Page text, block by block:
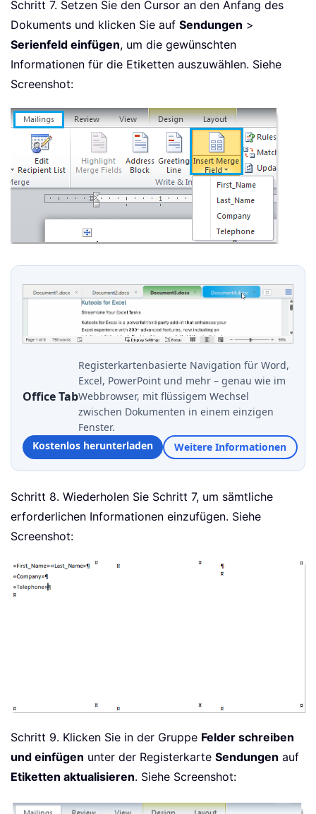
Schritt 7. Setzen Sie den Cursor an den Anfang des
Dokuments und klicken Sie auf Sendungen >
Serienfeld einfügen, um die gewünschten
Informationen für die Etiketten auszuwählen. Siehe
Screenshot:
Office Tab
Registerkartenbasierte Navigation für Word,
Excel, PowerPoint und mehr – genau wie im
Webbrowser, mit flüssigem Wechsel
zwischen Dokumenten in einem einzigen
Fenster.
Kostenlos herunterladen
Weitere Informationen
Schritt 8. Wiederholen Sie Schritt 7, um sämtliche
erforderlichen Informationen einzufügen. Siehe
Screenshot:
Schritt 9. Klicken Sie in der Gruppe Felder schreiben
und einfügen unter der Registerkarte Sendungen auf
Etiketten aktualisieren. Siehe Screenshot: